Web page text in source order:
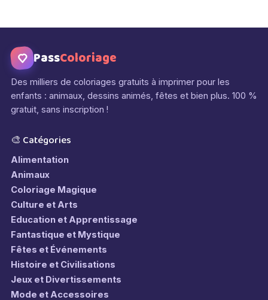
PassColoriage
Des milliers de coloriages gratuits à imprimer pour les
enfants : animaux, dessins animés, fêtes et bien plus. 100 %
gratuit, sans inscription !
🎨 Catégories
Alimentation
Animaux
Coloriage Magique
Culture et Arts
Education et Apprentissage
Fantastique et Mystique
Fêtes et Événements
Histoire et Civilisations
Jeux et Divertissements
Mode et Accessoires